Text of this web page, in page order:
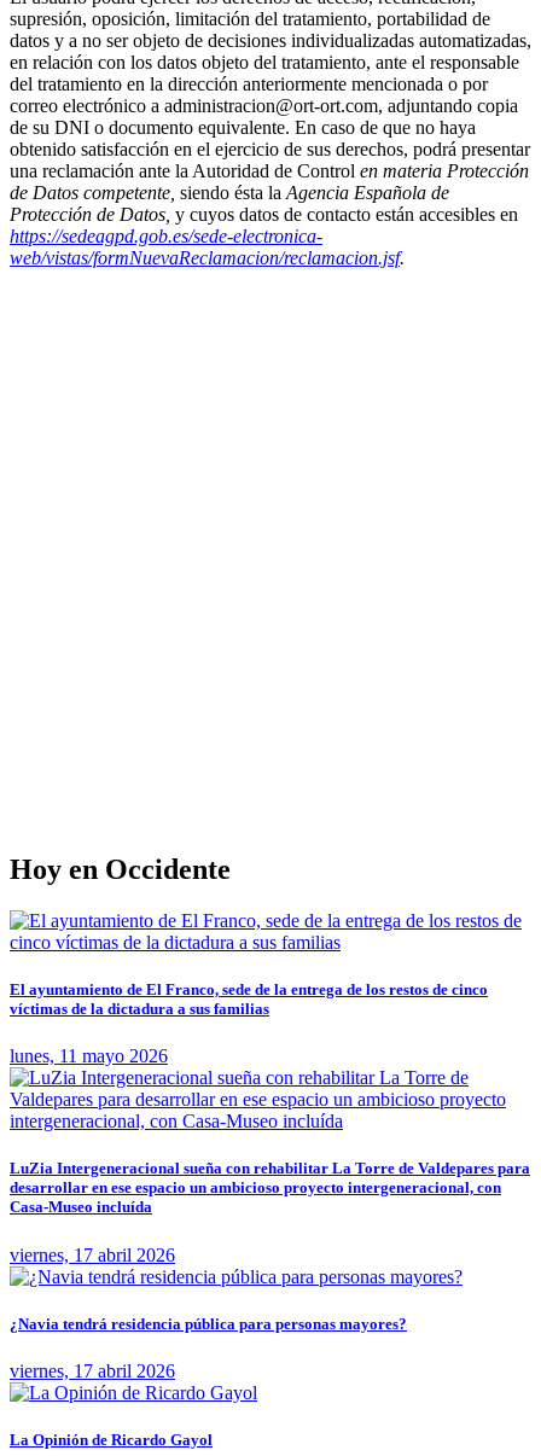
supresión, oposición, limitación del tratamiento, portabilidad de
datos y a no ser objeto de decisiones individualizadas automatizadas,
en relación con los datos objeto del tratamiento, ante el responsable
del tratamiento en la dirección anteriormente mencionada o por
correo electrónico a administracion@ort-ort.com, adjuntando copia
de su DNI o documento equivalente. En caso de que no haya
obtenido satisfacción en el ejercicio de sus derechos, podrá presentar
una reclamación ante la Autoridad de Control en materia Protección
de Datos competente, siendo ésta la Agencia Española de
Protección de Datos, y cuyos datos de contacto están accesibles en
https://sedeagpd.gob.es/sede-electronica-
web/vistas/formNuevaReclamacion/reclamacion.jsf.
Hoy en Occidente
El ayuntamiento de El Franco, sede de la entrega de los restos de cinco
víctimas de la dictadura a sus familias
lunes, 11 mayo 2026
LuZia Intergeneracional sueña con rehabilitar La Torre de Valdepares para
desarrollar en ese espacio un ambicioso proyecto intergeneracional, con
Casa-Museo incluída
viernes, 17 abril 2026
¿Navia tendrá residencia pública para personas mayores?
viernes, 17 abril 2026
La Opinión de Ricardo Gayol